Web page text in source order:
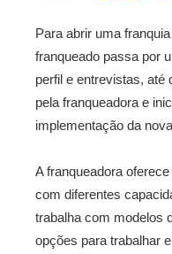
Para abrir uma
franqueado passa por
perfil e entrevistas, até
pela franqueadora e
implementação da
A franqueadora
com diferentes
trabalha com modelos
opções para trabalhar